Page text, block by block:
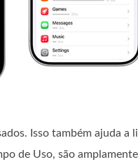
Isso também ajuda a
de Uso, são